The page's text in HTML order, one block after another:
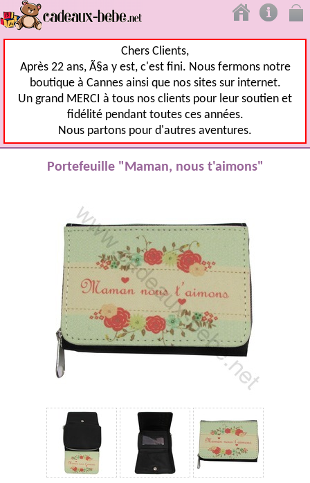
Chers Clients,
Après 22 ans, Ã§a y est, c'est fini. Nous fermons notre
boutique à Cannes ainsi que nos sites sur internet.
Un grand MERCI à tous nos clients pour leur soutien et
fidélité pendant toutes ces années.
Nous partons pour d'autres aventures.
Portefeuille "Maman, nous t'aimons"